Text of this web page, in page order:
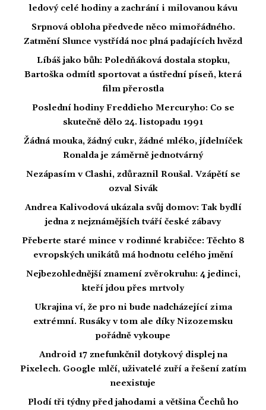
ledový celé hodiny a zachrání i milovanou kávu
Srpnová obloha předvede něco mimořádného.
Zatmění Slunce vystřídá noc plná padajících hvězd
Líbáš jako bůh: Poledňáková dostala stopku,
Bartoška odmítl sportovat a ústřední píseň, která
film přerostla
Poslední hodiny Freddieho Mercuryho: Co se
skutečně dělo 24. listopadu 1991
Žádná mouka, žádný cukr, žádné mléko, jídelníček
Ronalda je záměrně jednotvárný
Nezápasím v Clashi, zdůraznil Roušal. Vzápětí se
ozval Sivák
Andrea Kalivodová ukázala svůj domov: Tak bydlí
jedna z nejznámějších tváří české zábavy
Přeberte staré mince v rodinné krabičce: Těchto 8
evropských unikátů má hodnotu celého jmění
Nejbezohlednější znamení zvěrokruhu: 4 jedinci,
kteří jdou přes mrtvoly
Ukrajina ví, že pro ni bude nadcházející zima
extrémní. Rusáky v tom ale díky Nizozemsku
pořádně vykoupe
Android 17 znefunkčnil dotykový displej na
Pixelech. Google mlčí, uživatelé zuří a řešení zatím
neexistuje
Plodí tři týdny před jahodami a většina Čechů ho